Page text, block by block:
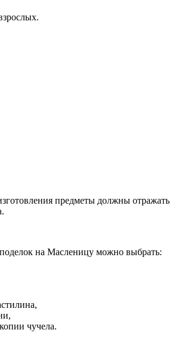
предметы должны отражать
поделок на Масленицу можно выбрать:
чучела.